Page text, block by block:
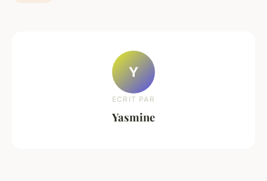
Y
ECRIT PAR
Yasmine